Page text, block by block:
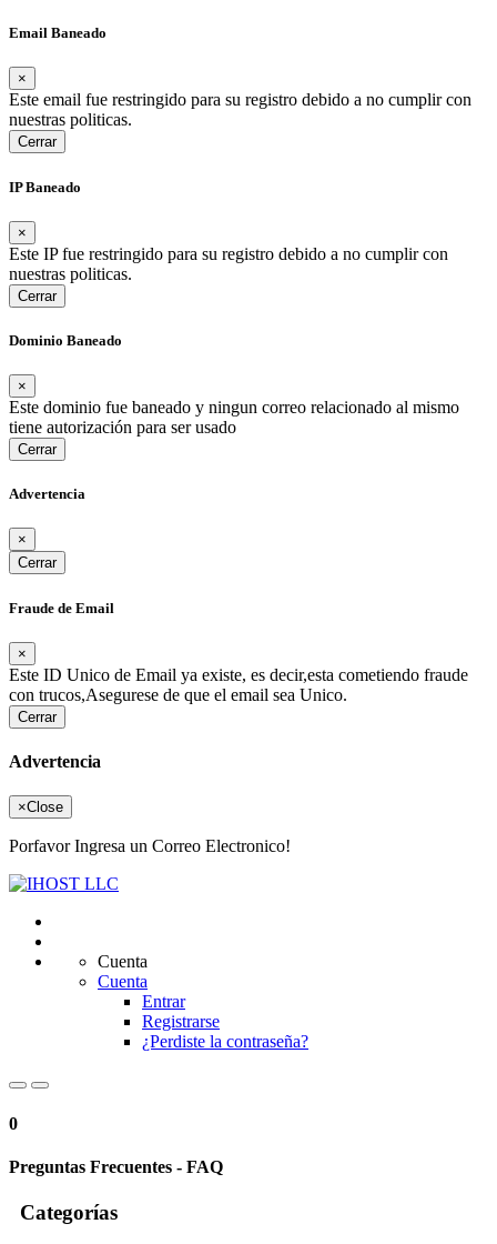
Email Baneado
×
Este email fue restringido para su registro debido a no cumplir con
nuestras politicas.
Cerrar
IP Baneado
×
Este IP fue restringido para su registro debido a no cumplir con
nuestras politicas.
Cerrar
Dominio Baneado
×
Este dominio fue baneado y ningun correo relacionado al mismo
tiene autorización para ser usado
Cerrar
Advertencia
×
Cerrar
Fraude de Email
×
Este ID Unico de Email ya existe, es decir,esta cometiendo fraude
con trucos,Asegurese de que el email sea Unico.
Cerrar
Advertencia
×Close
Porfavor Ingresa un Correo Electronico!
Cuenta
Cuenta
Entrar
Registrarse
¿Perdiste la contraseña?
0
Preguntas Frecuentes - FAQ
Categorías